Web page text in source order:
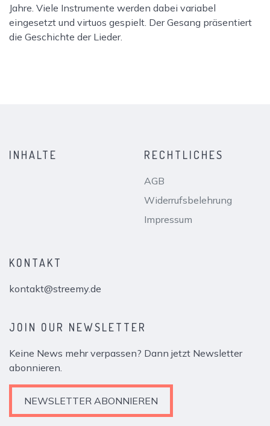
Jahre. Viele Instrumente werden dabei variabel
eingesetzt und virtuos gespielt. Der Gesang präsentiert
die Geschichte der Lieder.
INHALTE RECHTLICHES
AGB
Widerrufsbelehrung
Impressum
KONTAKT
kontakt@streemy.de
JOIN OUR NEWSLETTER
Keine News mehr verpassen? Dann jetzt Newsletter
abonnieren.
NEWSLETTER ABONNIEREN